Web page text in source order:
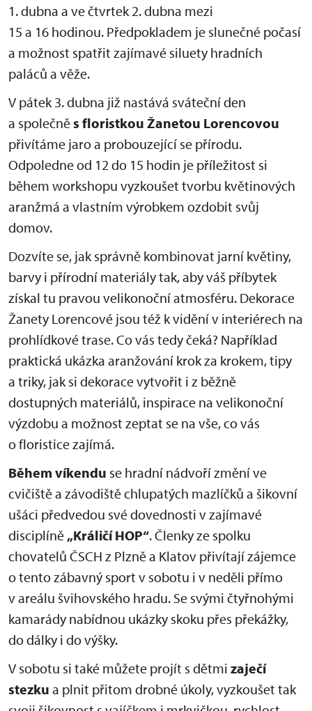
1. dubna a ve čtvrtek 2. dubna mezi
15 a 16 hodinou. Předpokladem je slunečné počasí
a možnost spatřit zajímavé siluety hradních
paláců a věže.
V pátek 3. dubna již nastává sváteční den
a společněs floristkou Žanetou Lorencovou
přivítáme jaro a probouzející se přírodu.
Odpoledne od 12 do 15 hodin je příležitost si
během workshopu vyzkoušet tvorbu květinových
aranžmá a vlastním výrobkem ozdobit svůj
domov.
Dozvíte se, jak správně kombinovat jarní květiny,
barvy i přírodní materiály tak, aby váš příbytek
získal tu pravou velikonoční atmosféru. Dekorace
Žanety Lorencové jsou též k vidění v interiérech na
prohlídkové trase. Co vás tedy čeká? Například
praktická ukázka aranžování krok za krokem, tipy
a triky, jak si dekorace vytvořit i z běžně
dostupných materiálů, inspirace na velikonoční
výzdobu a možnost zeptat se na vše, co vás
o floristice zajímá.
Během víkendu se hradní nádvoří změní ve
cvičiště a závodiště chlupatých mazlíčků a šikovní
ušáci předvedou své dovednosti v zajímavé
disciplíně „Králičí HOP“. Členky ze spolku
chovatelů ČSCH z Plzně a Klatov přivítají zájemce
o tento zábavný sport v sobotu i v neděli přímo
v areálu švihovského hradu. Se svými čtyřnohými
kamarády nabídnou ukázky skoku přes překážky,
do dálky i do výšky.
V sobotu si také můžete projít s dětmi zaječí
stezku a plnit přitom drobné úkoly, vyzkoušet tak